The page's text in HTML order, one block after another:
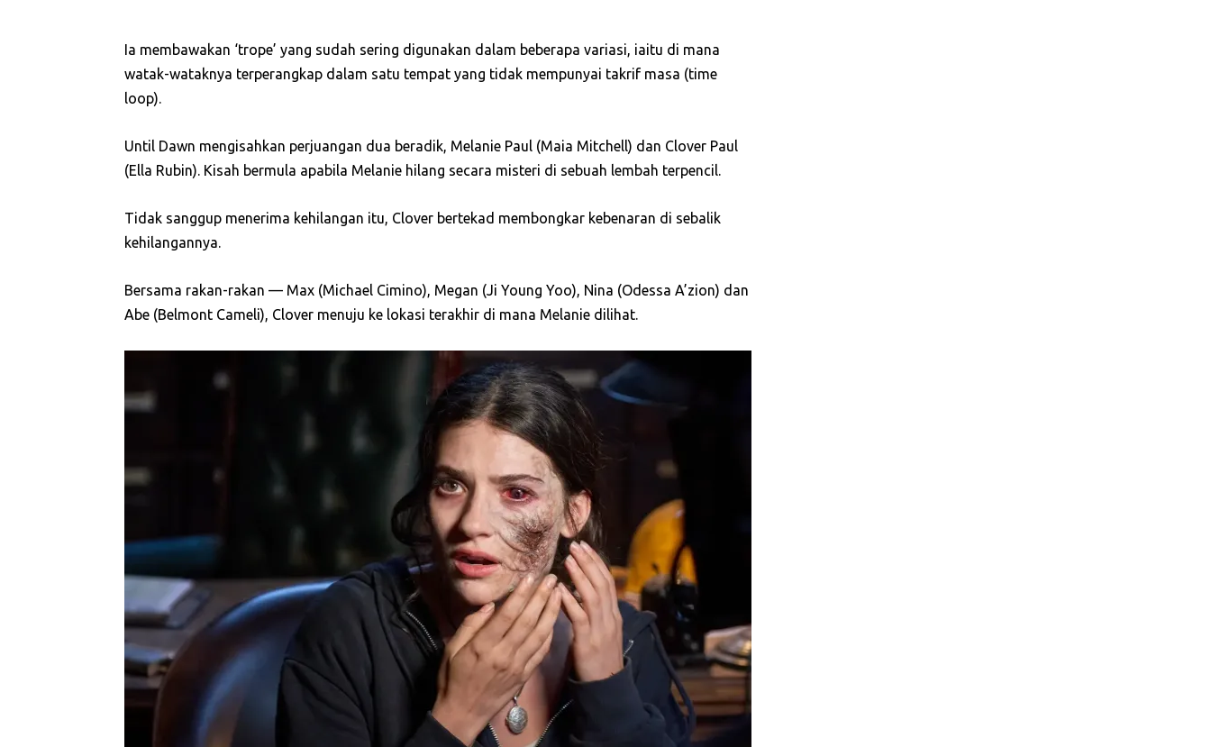
Ia membawakan ‘trope’ yang sudah sering digunakan dalam beberapa variasi, iaitu di mana
watak-wataknya terperangkap dalam satu tempat yang tidak mempunyai takrif masa (time
loop).
Until Dawn mengisahkan perjuangan dua beradik, Melanie Paul (Maia Mitchell) dan Clover Paul
(Ella Rubin). Kisah bermula apabila Melanie hilang secara misteri di sebuah lembah terpencil.
Tidak sanggup menerima kehilangan itu, Clover bertekad membongkar kebenaran di sebalik
kehilangannya.
Bersama rakan-rakan — Max (Michael Cimino), Megan (Ji Young Yoo), Nina (Odessa A’zion) dan
Abe (Belmont Cameli), Clover menuju ke lokasi terakhir di mana Melanie dilihat.